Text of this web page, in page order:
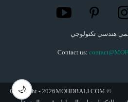
هندسي تكنولوجي
Contact us:
© Copyright - 2026MOHDBALI.COM
🌙